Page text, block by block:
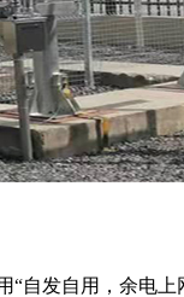
“自发自用，余电